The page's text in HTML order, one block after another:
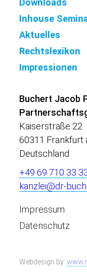
Downloads
Inhouse
Aktuelles
Rechtslexikon
Impressionen
Buchert Jacob
Kaiserstraße 22
60311 Frankfurt
Deutschland
+49 69 710 33
kanzlei@dr-
Impressum
Datenschutz
Webdesign by: